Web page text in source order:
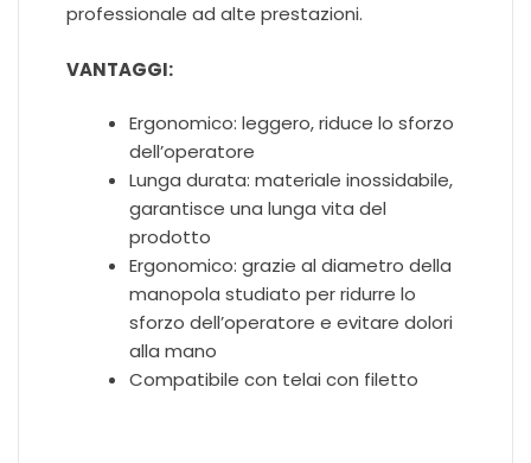
professionale ad alte prestazioni.
VANTAGGI:
Ergonomico: leggero, riduce lo sforzo
dell’operatore
Lunga durata: materiale inossidabile,
garantisce una lunga vita del
prodotto
Ergonomico: grazie al diametro della
manopola studiato per ridurre lo
sforzo dell’operatore e evitare dolori
alla mano
Compatibile con telai con filetto